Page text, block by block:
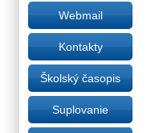
Webmail
Kontakty
Školský časopis
Suplovanie